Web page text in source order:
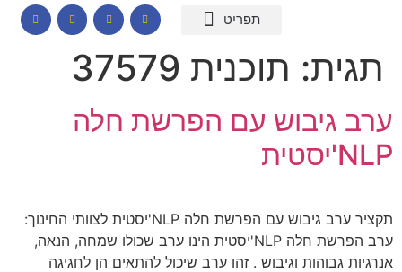
תגית: תוכנית 37579
ערב גיבוש עם הפרשת חלה
NLP'יסטית
תקציר ערב גיבוש עם הפרשת חלה NLP'יסטית לצוותי החינוך:
ערב הפרשת חלה NLP'יסטית הינו ערב שכולו שמחה, הנאה,
אנרגיות גבוהות וגיבוש . זהו ערב שיכול להתאים הן לחגיגה